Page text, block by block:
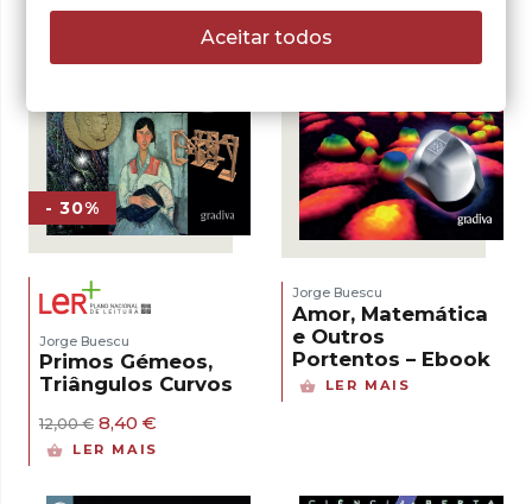
- 30%
Jorge Buescu
Primos Gémeos,
Triângulos Curvos
12,00€ O
preço
original
8,40 €
LER MAIS
Jorge Buescu
Amor, Matemática
e Outros
Portentos – Ebook
LER MAIS
Aceitar todos